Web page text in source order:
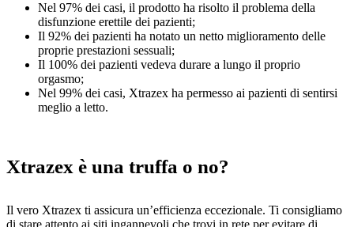
Nel 97% dei casi, il prodotto ha risolto il problema della
disfunzione erettile dei pazienti;
Il 92% dei pazienti ha notato un netto miglioramento delle
proprie prestazioni sessuali;
Il 100% dei pazienti vedeva durare a lungo il proprio
orgasmo;
Nel 99% dei casi, Xtrazex ha permesso ai pazienti di sentirsi
meglio a letto.
Xtrazex è una truffa o no?
Il vero Xtrazex ti assicura un’efficienza eccezionale. Ti consigliamo
di stare attento ai siti ingannevoli che trovi in ​​rete per evitare di